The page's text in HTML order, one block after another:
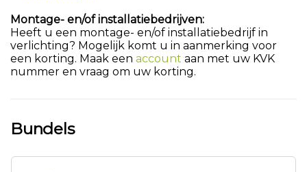
Montage- en/of installatiebedrijven:
Heeft u een montage- en/of installatiebedrijf in
verlichting? Mogelijk komt u in aanmerking voor
een korting. Maak een account aan met uw KVK
nummer en vraag om uw korting.
Bundels